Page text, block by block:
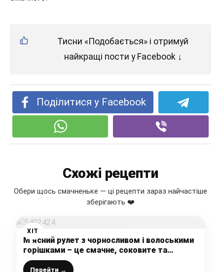
Тисни «Подобається» і отримуй
найкращі пости у Facebook ↓
Поділитися у Facebook
Схожі рецепти
Обери щось смачненьке — ці рецепти зараз найчастіше
зберігають ❤️
ХІТ
М’ясний рулет з чорносливом і волоськими
горішками – це смачне, соковите та
ароматне м’ясо, як у гарячому, так і
холодному вигляді
Перейти →